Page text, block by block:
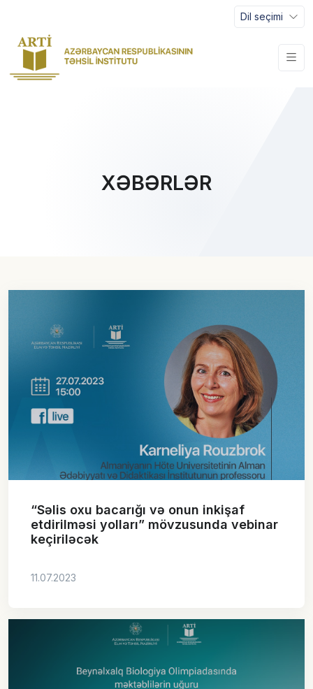
Dil seçimi
XƏBƏRLƏR
“Səlis oxu bacarığı və onun inkişaf
etdirilməsi yolları” mövzusunda vebinar
keçiriləcək
11.07.2023